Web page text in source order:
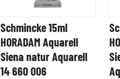
Schmincke 15ml
HORADAM Aquarell
Siena natur Aquarell
14 660 006